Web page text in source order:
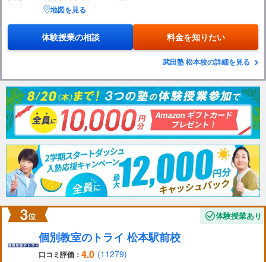
地図を見る
体験授業の相談 料金を知りたい
武田塾 松本校の詳細を見る
体験授業あり
個別教室のトライ 松本駅前校
口コミ評価： 4.0 (11279)